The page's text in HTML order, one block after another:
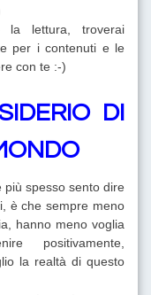
lettura, troverai
per i contenuti e le
con te :-)
DI
spesso sento dire
è che sempre meno
hanno meno voglia
positivamente,
la realtà di questo